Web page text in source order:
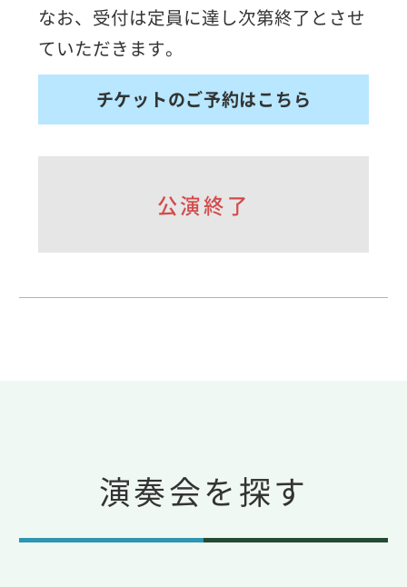
なお、受付は定員に達し次第終了とさせ
ていただきます。
チケットのご予約はこちら
公演終了
演奏会を探す